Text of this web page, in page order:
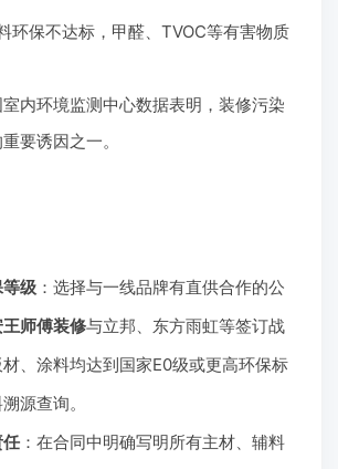
环保不达标，甲醛、TVOC等有害物质
室内环境监测中心数据表明，装修污染
要诱因之一。
级 ：选择与一线品牌有直供合作的公
师傅装修与立邦、东方雨虹等签订战
、涂料均达到国家E0级或更高环保标
源查询。
：在合同中明确写明所有主材、辅料